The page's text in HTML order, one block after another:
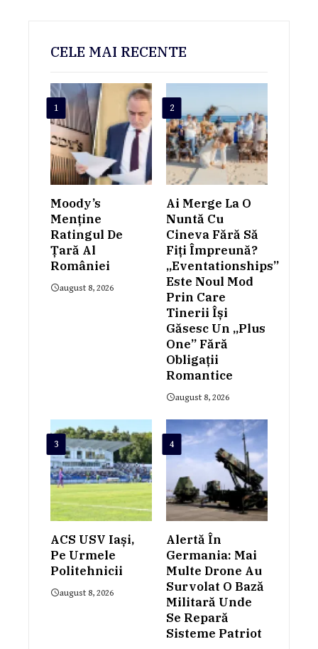
CELE MAI RECENTE
1
Moody’s
Menține
Ratingul De
Țară Al
României
august 8, 2026
2
Ai Merge La O
Nuntă Cu
Cineva Fără Să
Fiți Împreună?
„Eventationships”
Este Noul Mod
Prin Care
Tinerii Își
Găsesc Un „plus
One” Fără
Obligații
Romantice
august 8, 2026
3
ACS USV Iași,
Pe Urmele
Politehnicii
august 8, 2026
4
Alertă În
Germania: Mai
Multe Drone Au
Survolat O Bază
Militară Unde
Se Repară
Sisteme Patriot